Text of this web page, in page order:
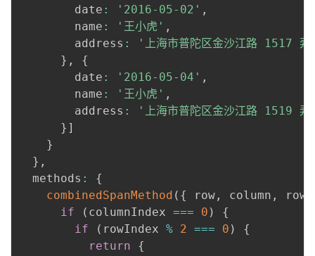
        date
: '2016-05-02' ,
        name
: '王小虎' ,
        address
:
'上海市普陀区金沙江路 1517
} ,
{
        date
: '2016-05-04' ,
        name
: '王小虎' ,
        address
:
'上海市普陀区金沙江路 1519
} ]
}
} ,
  methods
:
{
combinedSpanMethod ( { row , column ,
if
( columnIndex === 0 )
{
if
( rowIndex % 2 === 0 )
{
return
{